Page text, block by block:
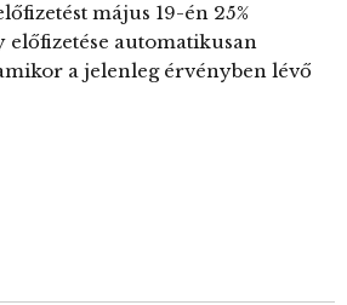
május 19-én 25%
előfizetése automatikusan
a jelenleg érvényben lévő